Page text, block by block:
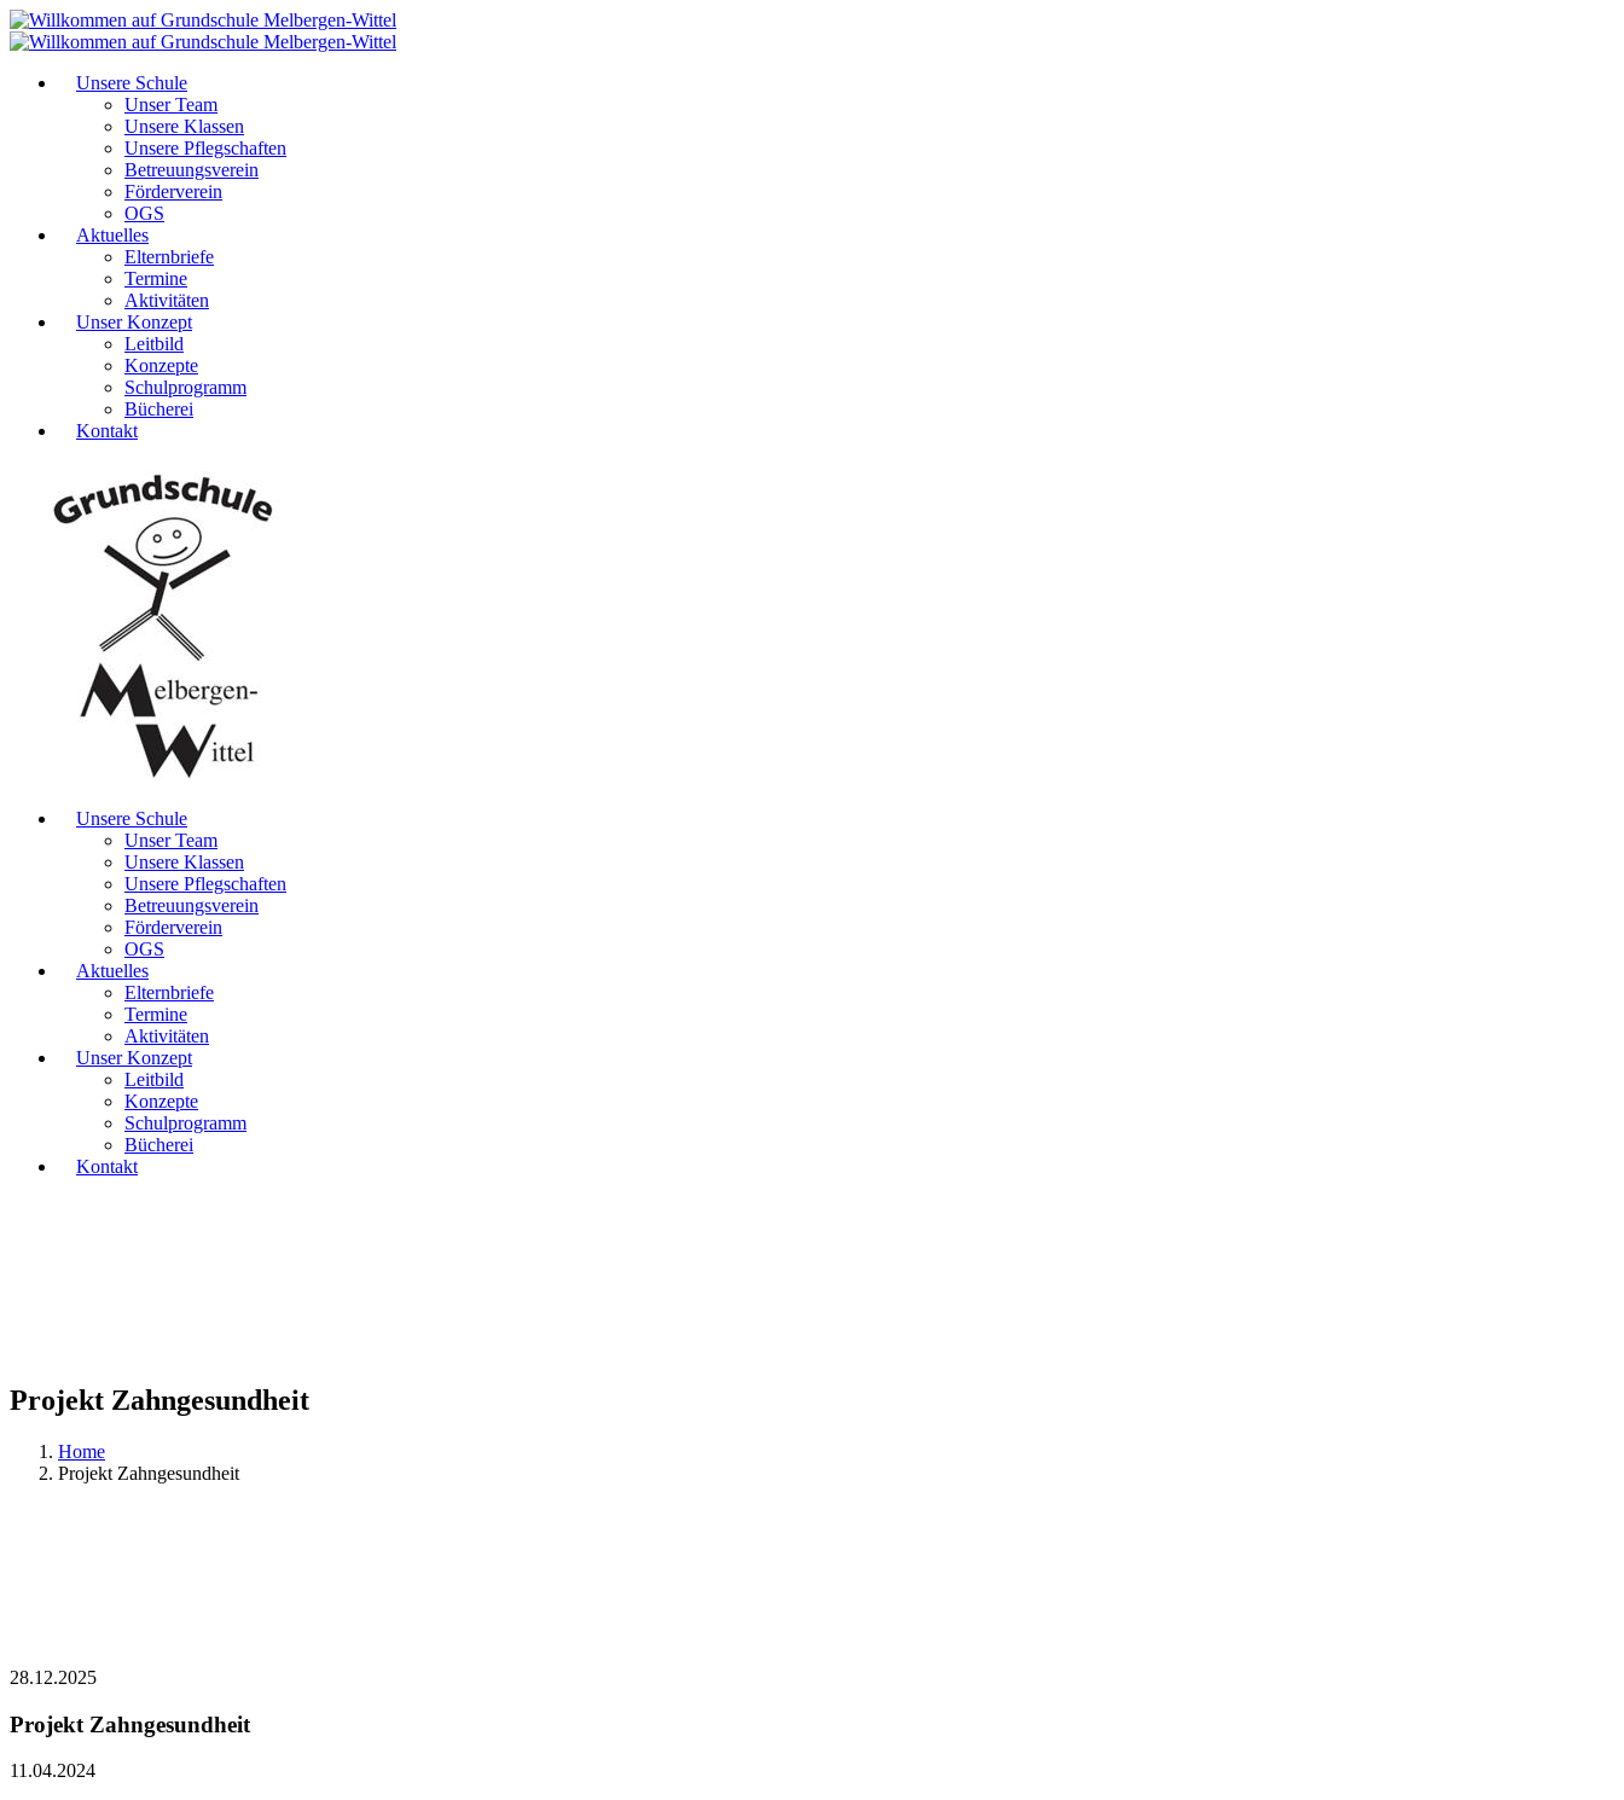
Unsere Schule
Unser Team
Unsere Klassen
Unsere Pflegschaften
Betreuungsverein
Förderverein
OGS
Aktuelles
Elternbriefe
Termine
Aktivitäten
Unser Konzept
Leitbild
Konzepte
Schulprogramm
Bücherei
Kontakt
Unsere Schule
Unser Team
Unsere Klassen
Unsere Pflegschaften
Betreuungsverein
Förderverein
OGS
Aktuelles
Elternbriefe
Termine
Aktivitäten
Unser Konzept
Leitbild
Konzepte
Schulprogramm
Bücherei
Kontakt
Projekt Zahngesundheit
Home
Projekt Zahngesundheit
28.12.2025
Projekt Zahngesundheit
11.04.2024